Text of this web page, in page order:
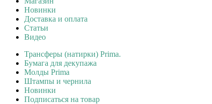
Новинки
Доставка и оплата
Статьи
Видео
Трансферы (натирки) Prima.
Бумага для декупажа
Молды Prima
Штампы и чернила
Новинки
Подписаться на товар